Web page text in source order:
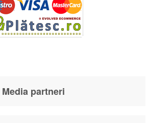
Media partneri